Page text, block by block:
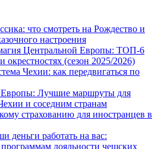
что смотреть на Рождество и
настроения
Центральной Европы: ТОП-6
окрестностях (сезон 2025/2026)
Чехии: как передвигаться по
Европы: Лучшие маршруты для
и соседним странам
страхованию для иностранцев в
деньги работать на вас:
лояльности чешских